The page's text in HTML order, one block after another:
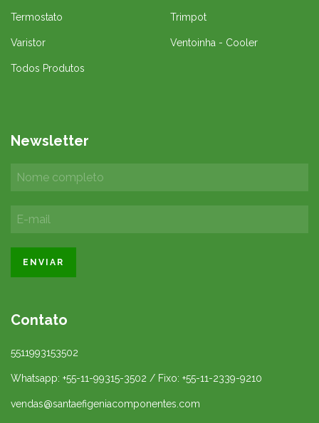
Termostato Trimpot
Varistor Ventoinha - Cooler
Todos Produtos
Newsletter
Contato
5511993153502
Whatsapp: +55-11-99315-3502 / Fixo: +55-11-2339-9210
vendas@santaefigeniacomponentes.com